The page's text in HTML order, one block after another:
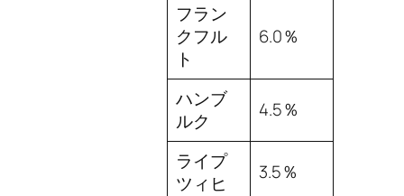
フラン
クフル
ト
6.0％
ハンブ
ルク
4.5％
ライプ
ツィヒ
3.5％